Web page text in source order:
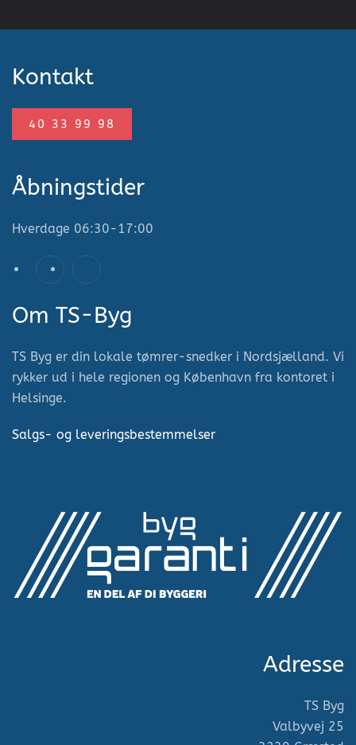
Kontakt
40 33 99 98
Åbningstider
Hverdage 06:30-17:00
Om TS-Byg
TS Byg er din lokale tømrer-snedker i Nordsjælland. Vi
rykker ud i hele regionen og København fra kontoret i
Helsinge.
Salgs- og leveringsbestemmelser
Adresse
TS Byg
Valbyvej 25